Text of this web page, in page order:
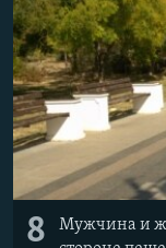
8
Мужчина и